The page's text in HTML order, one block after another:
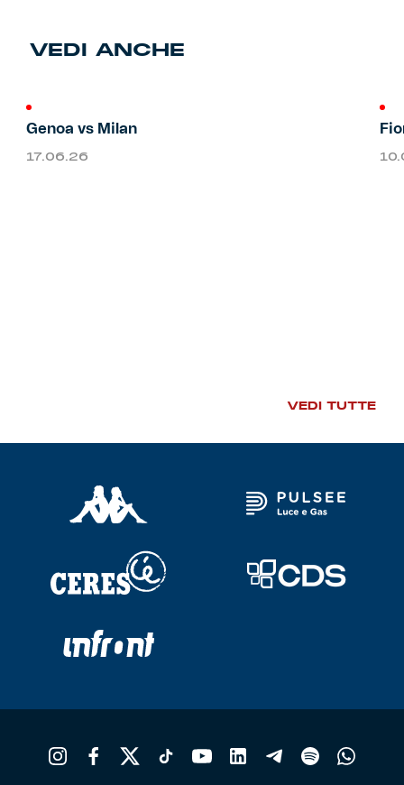
Rappresentanza
Red&Blue Voices
Accessori
Party
Outlet
VEDI ANCHE
Genoa vs Milan
17.06.26
VEDI TUTTE